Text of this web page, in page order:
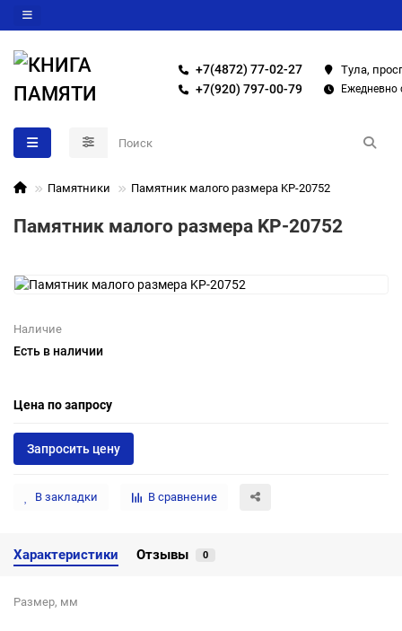
+7(4872) 77-02-27
+7(920) 797-00-79
Тула,
Ежедневно
Памятники Памятник малого размера KP-20752
Памятник малого размера KP-20752
Наличие
Есть в наличии
Цена по запросу
Запросить цену
В закладки В сравнение
Характеристики Отзывы 0
Размер, мм